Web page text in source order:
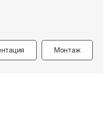
Монтаж